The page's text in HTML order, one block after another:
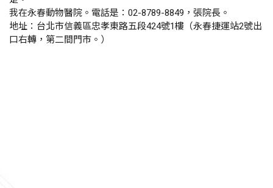
我在永春動物醫院。電話是：02-8789-8849，張院長。
地址：台北市信義區忠孝東路五段424號1樓（永春捷運站2號出
口右轉，第二間門市。）